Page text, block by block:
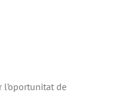
l’oportunitat de